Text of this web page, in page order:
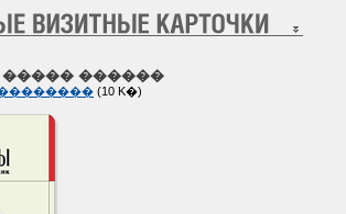
����� ������
(10 K�)